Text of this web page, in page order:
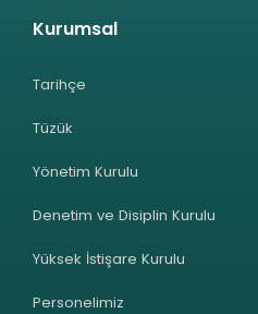
Kurumsal
Tarihçe
Tüzük
Yönetim Kurulu
Denetim ve Disiplin Kurulu
Yüksek İstişare Kurulu
Personelimiz